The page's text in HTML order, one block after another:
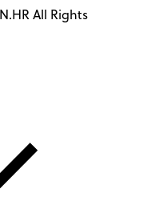
All Rights